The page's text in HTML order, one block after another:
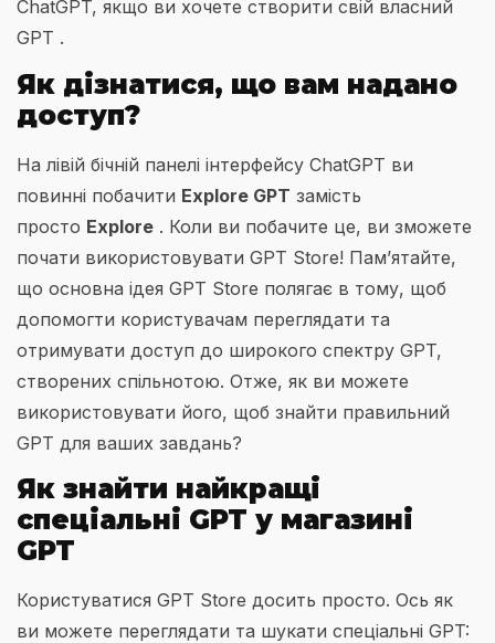
ChatGPT, якщо ви хочете створити свій власний
GPT .
Як дізнатися, що вам надано
доступ?
На лівій бічній панелі інтерфейсу ChatGPT ви
повинні побачити Explore GPT замість
просто Explore . Коли ви побачите це, ви зможете
почати використовувати GPT Store! Пам’ятайте,
що основна ідея GPT Store полягає в тому, щоб
допомогти користувачам переглядати та
отримувати доступ до широкого спектру GPT,
створених спільнотою. Отже, як ви можете
використовувати його, щоб знайти правильний
GPT для ваших завдань?
Як знайти найкращі
спеціальні GPT у магазині
GPT
Користуватися GPT Store досить просто. Ось як
ви можете переглядати та шукати спеціальні GPT: